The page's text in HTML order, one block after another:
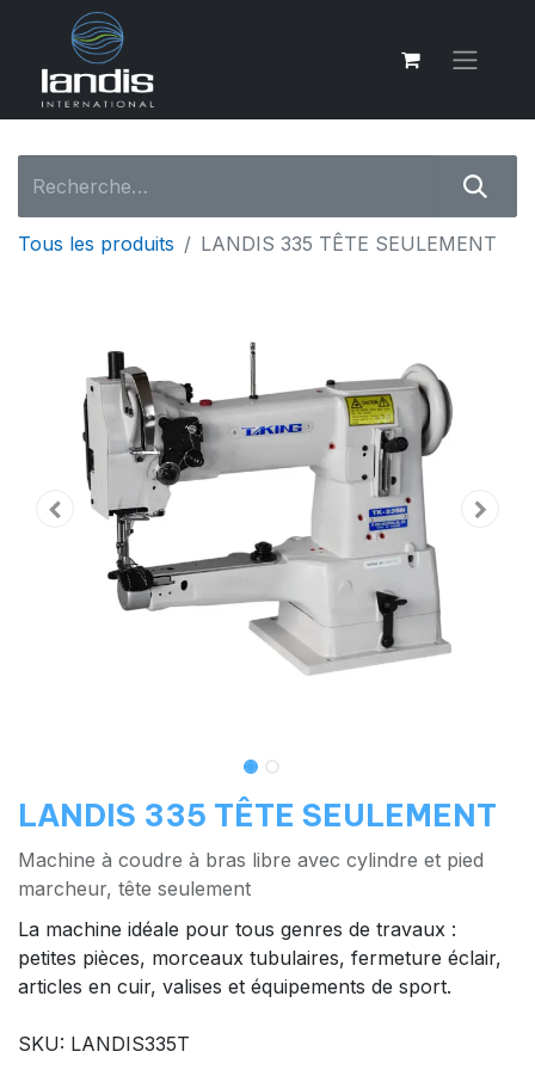
Tous les produits LANDIS 335 TÊTE SEULEMENT
LANDIS 335 TÊTE SEULEMENT
Machine à coudre à bras libre avec cylindre et pied
marcheur, tête seulement
La machine idéale pour tous genres de travaux :
petites pièces, morceaux tubulaires, fermeture éclair,
articles en cuir, valises et équipements de sport.
SKU: LANDIS335T